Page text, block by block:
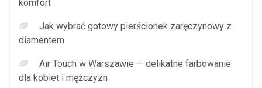
komfort
Jak wybrać gotowy pierścionek zaręczynowy z
diamentem
Air Touch w Warszawie — delikatne farbowanie
dla kobiet i mężczyzn